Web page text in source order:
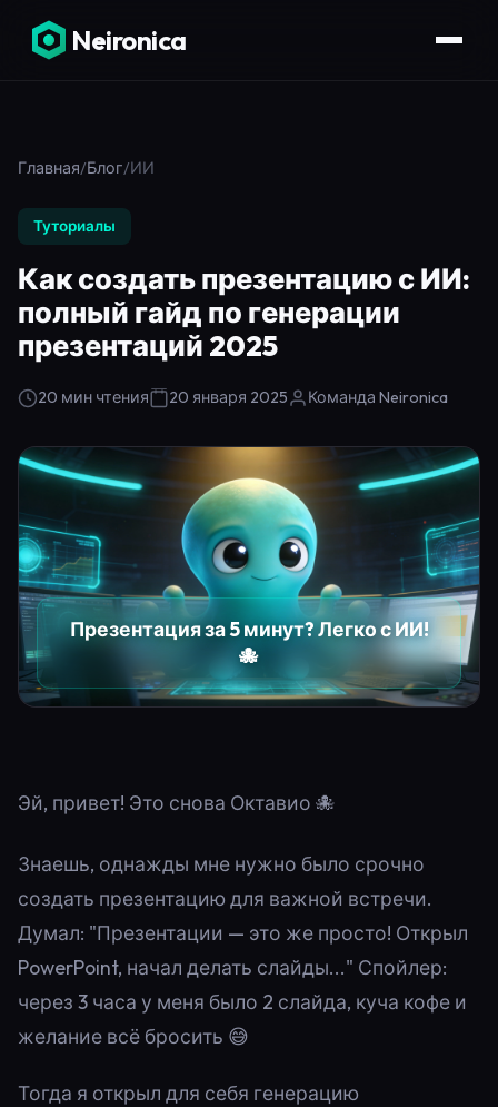
Neironica
Главная/Блог/ИИ
Туториалы
Как создать презентацию с ИИ:
полный гайд по генерации
презентаций 2025
20 мин чтения 20 января 2025 Команда Neironica
Презентация за 5 минут? Легко с ИИ!
🐙
Эй, привет! Это снова Октавио 🐙
Знаешь, однажды мне нужно было срочно
создать презентацию для важной встречи.
Думал: "Презентации — это же просто! Открыл
PowerPoint, начал делать слайды..." Спойлер:
через 3 часа у меня было 2 слайда, куча кофе и
желание всё бросить 😅
Тогда я открыл для себя генерацию